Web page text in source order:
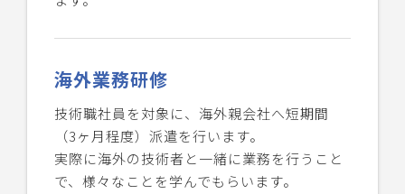
海外業務研修
技術職社員を対象に、海外親会社へ短期間
（3ヶ月程度）派遣を行います。
実際に海外の技術者と一緒に業務を行うこと
で、様々なことを学んでもらいます。